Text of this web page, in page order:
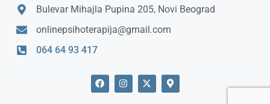
Bulevar Mihajla Pupina 205, Novi Beograd
onlinepsihoterapija@gmail.com
064 64 93 417
F
a
c
I
n
s
X
-
t
M
a
p